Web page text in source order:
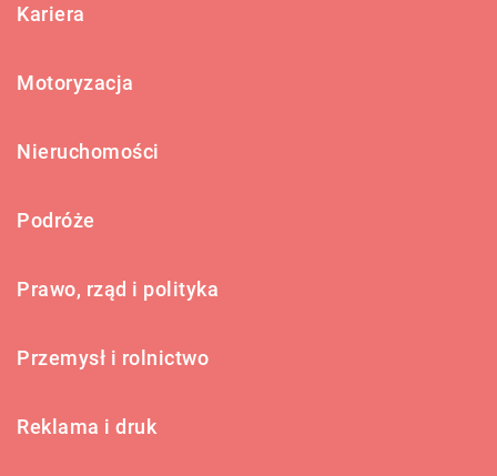
Kariera
Motoryzacja
Nieruchomości
Podróże
Prawo, rząd i polityka
Przemysł i rolnictwo
Reklama i druk